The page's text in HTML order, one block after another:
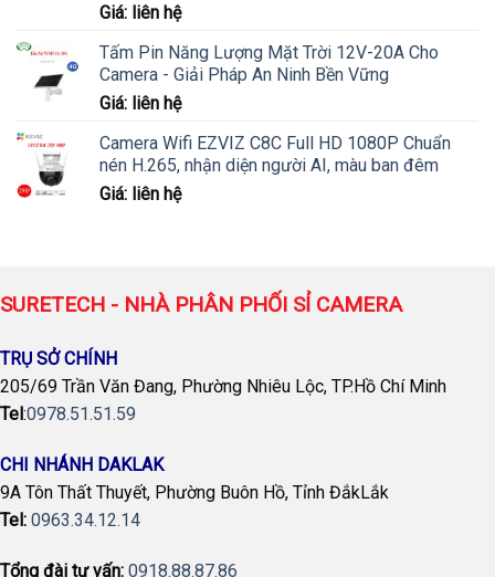
Giá: liên hệ
Tấm Pin Năng Lượng Mặt Trời 12V-20A Cho
Camera - Giải Pháp An Ninh Bền Vững
Giá: liên hệ
Camera Wifi EZVIZ C8C Full HD 1080P Chuẩn
nén H.265, nhận diện người AI, màu ban đêm
Giá: liên hệ
SURETECH - NHÀ PHÂN PHỐI SỈ CAMERA
TRỤ SỞ CHÍNH
205/69 Trần Văn Đang, Phường Nhiêu Lộc, TP.Hồ Chí Minh
Tel:0978.51.51.59
CHI NHÁNH DAKLAK
9A Tôn Thất Thuyết, Phường Buôn Hồ, Tỉnh ĐắkLắk
Tel: 0963.34.12.14
Tổng đài tư vấn: 0918.88.87.86